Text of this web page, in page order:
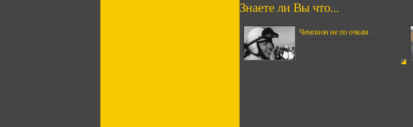
Знаете ли Вы что...
Чемпион не по очкам